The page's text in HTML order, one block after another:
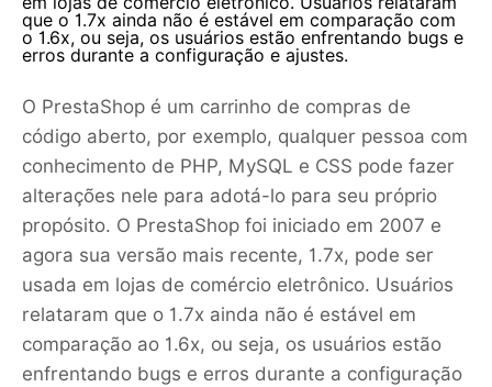
que o 1.7x ainda não é estável em comparação com
o 1.6x, ou seja, os usuários estão enfrentando bugs e
erros durante a configuração e ajustes.
O PrestaShop é um carrinho de compras de
código aberto, por exemplo, qualquer pessoa com
conhecimento de PHP, MySQL e CSS pode fazer
alterações nele para adotá-lo para seu próprio
propósito. O PrestaShop foi iniciado em 2007 e
agora sua versão mais recente, 1.7x, pode ser
usada em lojas de comércio eletrônico. Usuários
relataram que o 1.7x ainda não é estável em
comparação ao 1.6x, ou seja, os usuários estão
enfrentando bugs e erros durante a configuração